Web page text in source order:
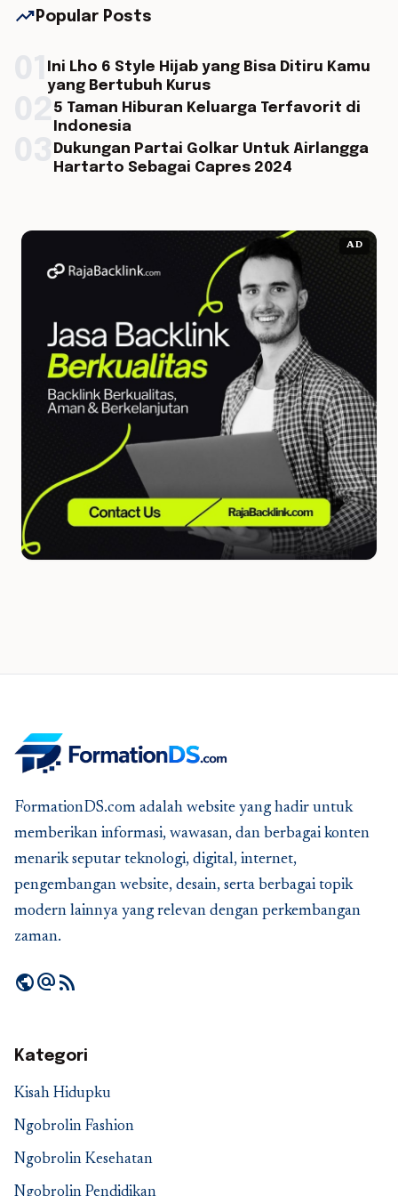
trending_up Popular Posts
Ini Lho 6 Style Hijab yang Bisa Ditiru Kamu
yang Bertubuh Kurus
5 Taman Hiburan Keluarga Terfavorit di
Indonesia
Dukungan Partai Golkar Untuk Airlangga
Hartarto Sebagai Capres 2024
AD
FormationDS.com adalah website yang hadir untuk
memberikan informasi, wawasan, dan berbagai konten
menarik seputar teknologi, digital, internet,
pengembangan website, desain, serta berbagai topik
modern lainnya yang relevan dengan perkembangan
zaman.
publicalternate_emailrss_feed
Kategori
Kisah Hidupku
Ngobrolin Fashion
Ngobrolin Kesehatan
Ngobrolin Pendidikan